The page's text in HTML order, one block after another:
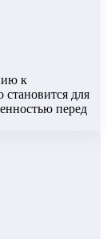
к
для
перед